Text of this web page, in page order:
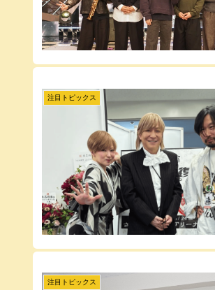
注目トピックス
注目トピックス